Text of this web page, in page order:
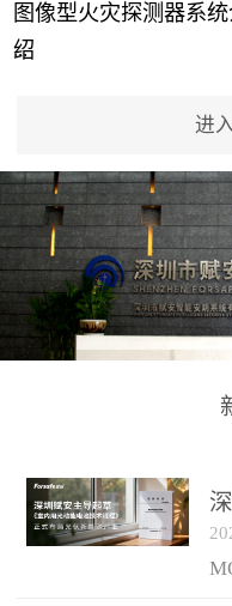
图像型火灾探测器系
绍
...
事故频发，传统的火灾
测方法已无法满足要求
尤其是目前众多的大型
剧院、会议展览中心、
育馆、大型仓库和隧道
间等，其建筑结构特殊、
火灾隐患多。一旦发生
传统的火灾关测器无法
及时缺发，不能及早发现
和有效扑救火火，这不仅
进